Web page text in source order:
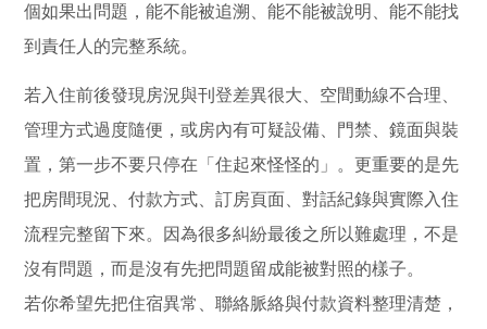
個如果出問題，能不能被追溯、能不能被說明、能不能找
到責任人的完整系統。
若入住前後發現房況與刊登差異很大、空間動線不合理、
管理方式過度隨便，或房內有可疑設備、門禁、鏡面與裝
置，第一步不要只停在「住起來怪怪的」。更重要的是先
把房間現況、付款方式、訂房頁面、對話紀錄與實際入住
流程完整留下來。因為很多糾紛最後之所以難處理，不是
沒有問題，而是沒有先把問題留成能被對照的樣子。
若你希望先把住宿異常、聯絡脈絡與付款資料整理清楚，